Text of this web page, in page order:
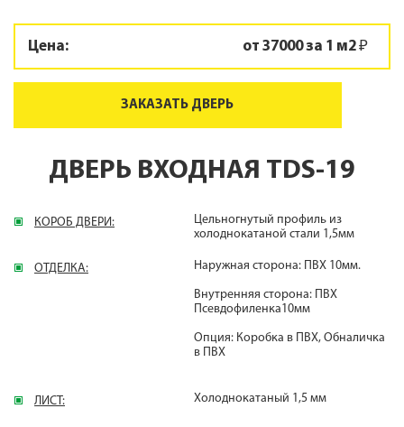
Цена: от 37000 за 1 м2 ₽
ЗАКАЗАТЬ ДВЕРЬ
ДВЕРЬ ВХОДНАЯ TDS-19
КОРОБ ДВЕРИ:
Цельногнутый профиль из
холоднокатаной стали 1,5мм
ОТДЕЛКА: Наружная сторона: ПВХ 10мм.
Внутренняя сторона: ПВХ
Псевдофиленка10мм
Опция: Коробка в ПВХ, Обналичка
в ПВХ
ЛИСТ: Холоднокатаный 1,5 мм